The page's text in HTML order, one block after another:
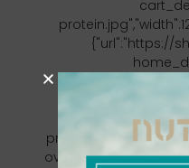
{"url":"https://
{"url":"https://